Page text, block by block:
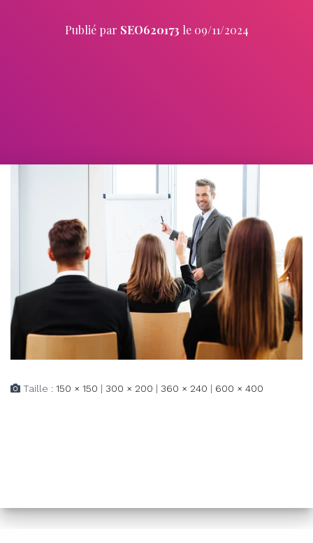
Publié par SEO620173 le 09/11/2024
Taille : 150 × 150 | 300 × 200 | 360 × 240 | 600 × 400